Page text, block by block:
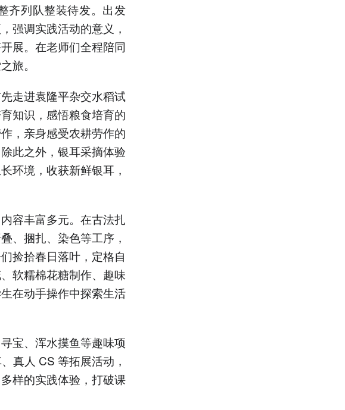
齐列队整装待发。出发
强调实践活动的意义，
展。在老师们全程陪同
旅。
走进袁隆平杂交水稻试
知识，感悟粮食培育的
，亲身感受农耕劳作的
此之外，银耳采摘体验
环境，收获新鲜银耳，
容丰富多元。在古法扎
、捆扎、染色等工序，
捡拾春日落叶，定格自
软糯棉花糖制作、趣味
在动手操作中探索生活
宝、浑水摸鱼等趣味项
真人 CS 等拓展活动，
样的实践体验，打破课